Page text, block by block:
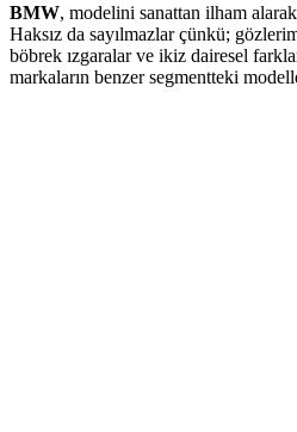
BMW, modelini sanattan ilham
Haksız da sayılmazlar çünkü;
böbrek ızgaralar ve ikiz dairesel
markaların benzer segmentteki